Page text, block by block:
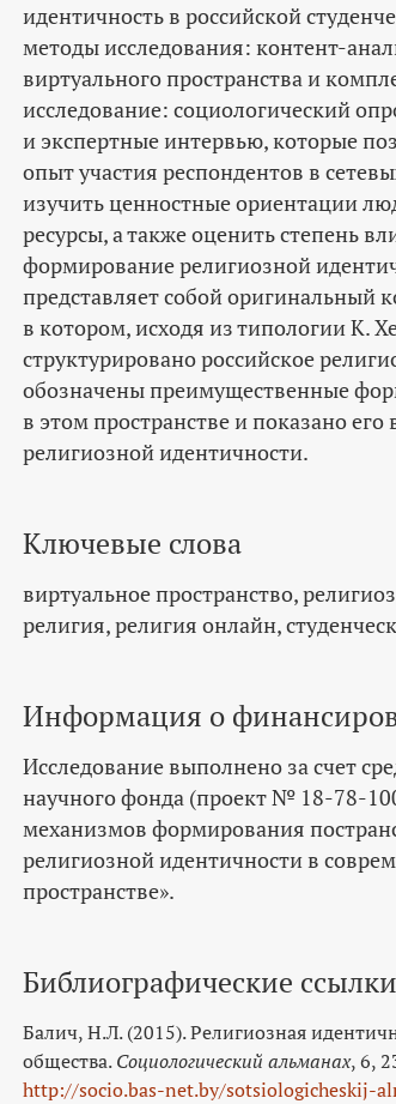
идентичность в российской
методы исследования: контент-­
виртуального пространства и
исследование: социологический
и экспертные интервью, которые
опыт участия респондентов в
изучить ценностные ориентации
ресурсы, а также оценить степень
формирование религиозной
представляет собой оригинальный
в котором, исходя из типологии К.
структурировано российское
обозначены преимущественные
в этом пространстве и показано
религиозной идентичности.
Ключевые слова
виртуальное пространство
религия религия онлайн
Информация о
Исследование выполнено за счет
научного фонда (проект № 18-78-
механизмов формирования
религиозной идентичности в
пространстве».
Библиографические ссылки
Балич, Н.Л. (2015). Религиозная
общества.Социологический альманах, 6,
http://socio.bas-net.by/sotsiologicheskij-